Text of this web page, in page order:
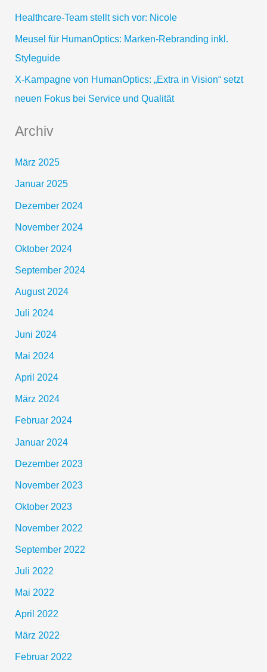
Healthcare-Team stellt sich vor: Nicole
Meusel für HumanOptics: Marken-Rebranding inkl.
Styleguide
X-Kampagne von HumanOptics: „Extra in Vision“ setzt
neuen Fokus bei Service und Qualität
Archiv
März 2025
Januar 2025
Dezember 2024
November 2024
Oktober 2024
September 2024
August 2024
Juli 2024
Juni 2024
Mai 2024
April 2024
März 2024
Februar 2024
Januar 2024
Dezember 2023
November 2023
Oktober 2023
November 2022
September 2022
Juli 2022
Mai 2022
April 2022
März 2022
Februar 2022